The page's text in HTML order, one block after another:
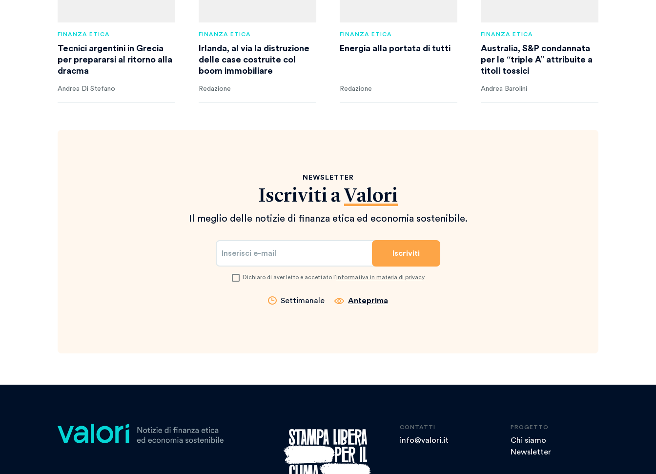
FINANZA ETICA
Tecnici argentini in Grecia
per prepararsi al ritorno alla
dracma
Andrea Di Stefano
FINANZA ETICA
Irlanda, al via la distruzione
delle case costruite col
boom immobiliare
Redazione
FINANZA ETICA
Energia alla portata di tutti
Redazione
FINANZA ETICA
Australia, S&P condannata
per le “triple A” attribuite a
titoli tossici
Andrea Barolini
NEWSLETTER
Iscriviti a Valori
Il meglio delle notizie di finanza etica ed economia sostenibile.
Dichiaro di aver letto e accettato l’informativa in materia di privacy
Settimanale Anteprima
CONTATTI
info@valori.it
PROGETTO
Chi siamo
Newsletter